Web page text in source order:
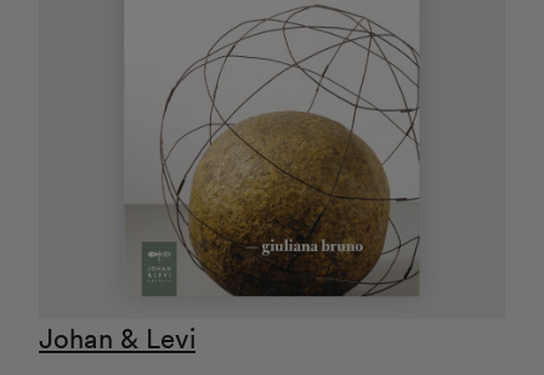
Johan & Levi